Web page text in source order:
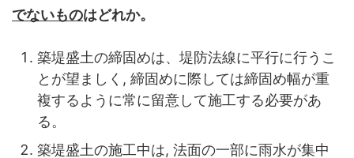
でないものはどれか。
築堤盛土の締固めは、堤防法線に平行に行うこ
とが望ましく, 締固めに際しては締固め幅が重
複するように常に留意して施工する必要があ
る。
築堤盛土の施工中は, 法面の一部に雨水が集中